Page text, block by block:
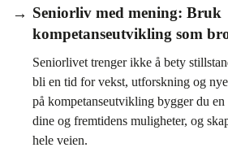
Seniorliv med mening: Bruk
kompetanseutvikling som
Seniorlivet trenger ikke å bety
bli en tid for vekst, utforskning og nye
på kompetanseutvikling bygger du
dine og fremtidens muligheter, og
hele veien.